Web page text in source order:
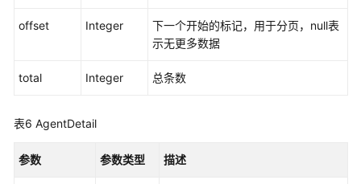
指
offset Integer
下一个开始的标记，用于分页，null表
示无更多数据
total Integer 总条数
表6 AgentDetail
参数 参数类型 描述